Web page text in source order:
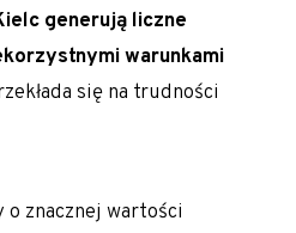
generują liczne
warunkami
się na trudności
znacznej wartości